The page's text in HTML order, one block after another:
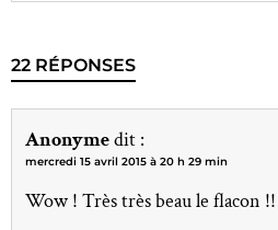
22 RÉPONSES
Anonymedit :
mercredi 15 avril 2015 à 20 h 29 min
Wow ! Très très beau le flacon !!